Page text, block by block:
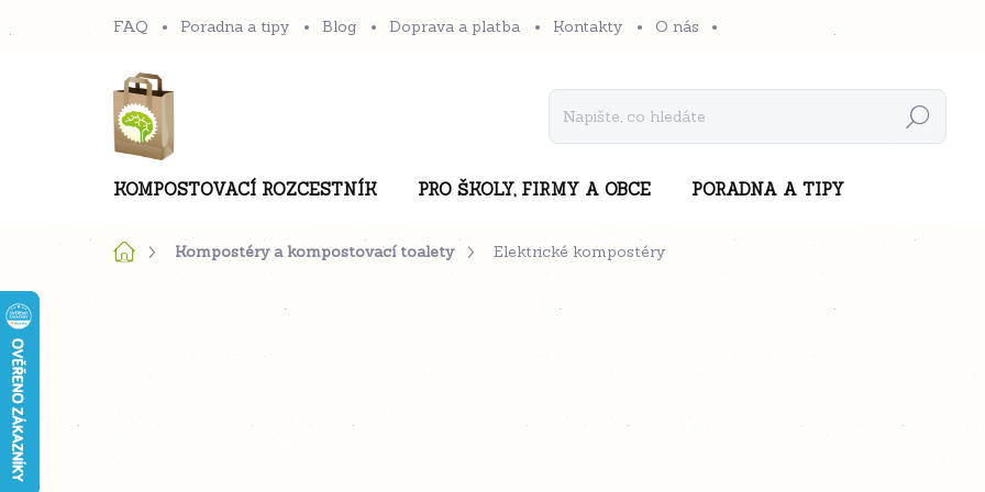
na
FAQ Poradna a tipy Blog Doprava a platba Kontakty O nás
Hledat
KOMPOSTOVACÍ ROZCESTNÍK PRO ŠKOLY, FIRMY A OBCE PORADNA A TIPY
DomůKompostéry a kompostovací toalety Elektrické kompostéry